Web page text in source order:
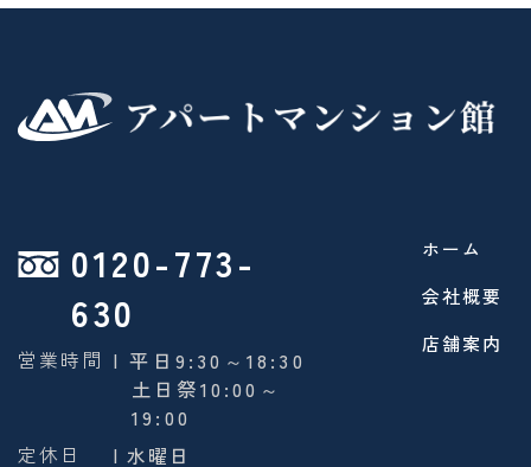
0120-773-
630
営業時間 | 平日9:30～18:30
土日祭10:00～
19:00
定休日
| 水曜日
ホーム
会社概要
店舗案内